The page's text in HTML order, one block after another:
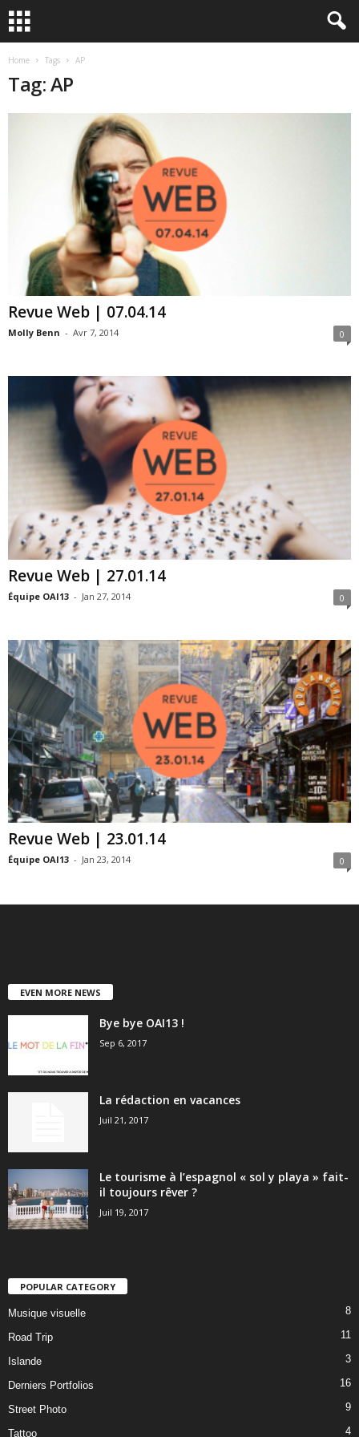
Home Tags AP
Tag: AP
Revue Web | 07.04.14
Molly Benn - Avr 7, 2014 0
Revue Web | 27.01.14
Équipe OAI13 - Jan 27, 2014 0
Revue Web | 23.01.14
Équipe OAI13 - Jan 23, 2014 0
EVEN MORE NEWS
Bye bye OAI13 !
Sep 6, 2017
La rédaction en vacances
Juil 21, 2017
Le tourisme à l’espagnol « sol y playa » fait-
il toujours rêver ?
Juil 19, 2017
POPULAR CATEGORY
Musique visuelle 8
Road Trip 11
Islande 3
Derniers Portfolios 16
Street Photo 9
Tattoo 4